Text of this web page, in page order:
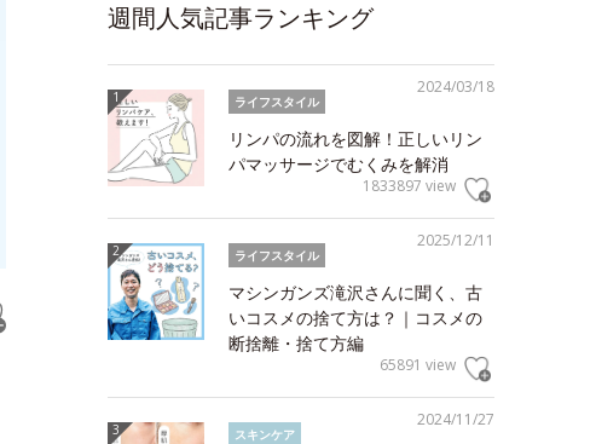
週間人気記事ランキング
2024/03/18
ライフスタイル
リンパの流れを図解！正しいリン
パマッサージでむくみを解消
1833897 view
2025/12/11
ライフスタイル
マシンガンズ滝沢さんに聞く、古
いコスメの捨て方は？｜コスメの
断捨離・捨て方編
65891 view
2024/11/27
スキンケア